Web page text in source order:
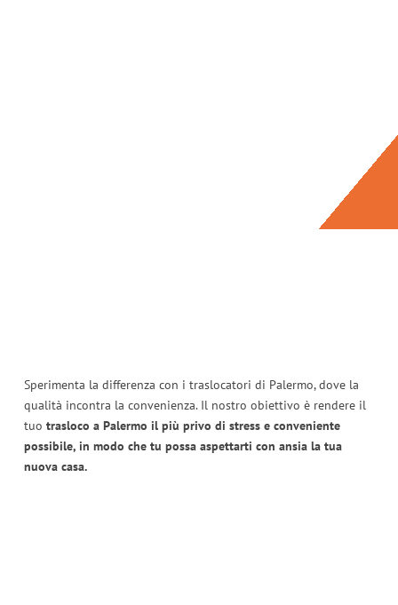
Sperimenta la differenza con i traslocatori di Palermo, dove la
qualità incontra la convenienza. Il nostro obiettivo è rendere il
tuo trasloco a Palermo il più privo di stress e conveniente
possibile, in modo che tu possa aspettarti con ansia la tua
nuova casa.